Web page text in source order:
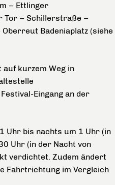
– Ettlinger
Tor – Schillerstraße –
Badeniaplatz (siehe
kurzem Weg in
Eingang an der
Uhr bis nachts um 1 Uhr (in
Uhr (in der Nacht von
verdichtet. Zudem ändert
Fahrtrichtung im Vergleich